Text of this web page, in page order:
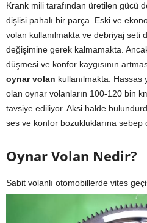
Krank mili tarafından üretilen gücü
dişlisi pahalı bir parça. Eski ve
volan kullanılmakta ve debriyaj seti
değişimine gerek kalmamakta.
düşmesi ve konfor kaygısının
oynar volan kullanılmakta. Hassas
olan oynar volanların 100-120 bin
tavsiye ediliyor. Aksi halde
ses ve konfor bozukluklarına sebep
Oynar Volan Nedir?
Sabit volanlı otomobillerde vites